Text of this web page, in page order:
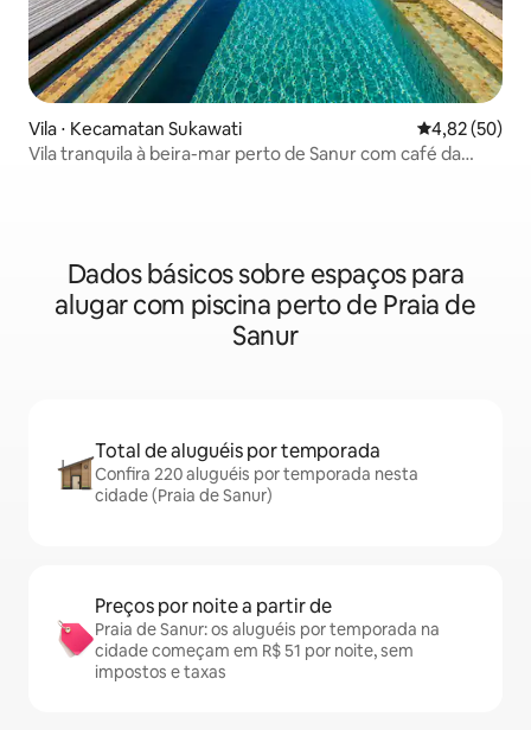
Vila ⋅ Kecamatan Sukawati 4,82 de uma
4,82 (50)
Vila tranquila à beira-mar perto de Sanur com café da
Dados básicos sobre espaços para
alugar com piscina perto de Praia de
Sanur
Total de aluguéis por temporada
Confira 220 aluguéis por temporada nesta
cidade (Praia de Sanur)
Preços por noite a partir de
Praia de Sanur: os aluguéis por temporada na
cidade começam em R$ 51 por noite, sem
impostos e taxas